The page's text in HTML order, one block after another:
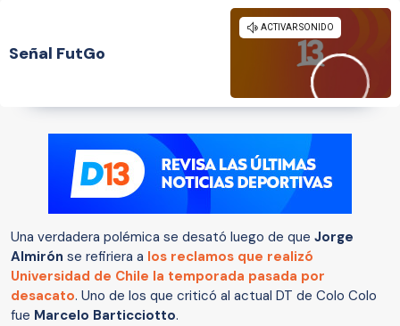
Señal FutGo
Una verdadera polémica se desató luego de que Jorge
Almirón se refiriera a los reclamos que realizó
Universidad de Chile la temporada pasada por
desacato. Uno de los que criticó al actual DT de Colo Colo
fue Marcelo Barticciotto.